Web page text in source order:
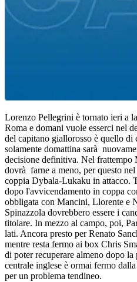
Lorenzo Pellegrini è tornato ieri a
Roma e domani vuole esserci nel
del capitano giallorosso è quello di
solamente domattina sarà
decisione definitiva. Nel
dovrà farne a meno, per questo
coppia Dybala-Lukaku in attacco.
dopo l'avvicendamento in coppa
obbligata con Mancini, Llorente e
Spinazzola dovrebbero essere i
titolare. In mezzo al campo, poi,
lati. Ancora presto per Renato
mentre resta fermo ai box Chris
di poter recuperare almeno dopo
centrale inglese è ormai fermo
per un problema tendineo.